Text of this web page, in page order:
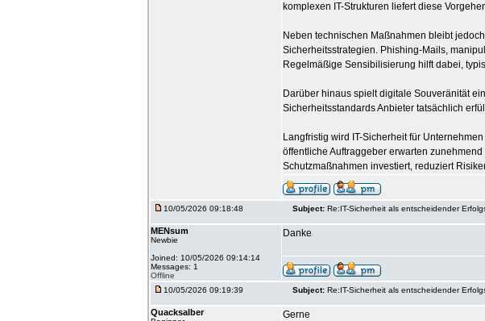
komplexen IT-Strukturen liefert diese
Neben technischen Maßnahmen bleibt
Sicherheitsstrategien. Phishing-Mails,
Regelmäßige Sensibilisierung hilft dabei,
Darüber hinaus spielt digitale Souveränität
Sicherheitsstandards Anbieter tatsächlich
Langfristig wird IT-Sicherheit für
öffentliche Auftraggeber erwarten
Schutzmaßnahmen investiert, reduziert
10/05/2026 09:18:48 Subject: Re:IT-Sicherheit als entscheidender
MENsum
Newbie
Joined: 10/05/2026 09:14:14
Messages: 1
Offline
Danke
10/05/2026 09:19:39 Subject: Re:IT-Sicherheit als entscheidender
Quacksalber Gerne